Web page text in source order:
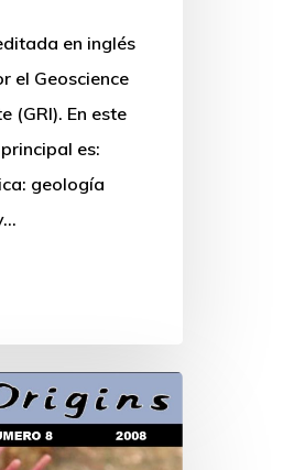
en inglés
el Geoscience
(GRI). En este
es:
geología